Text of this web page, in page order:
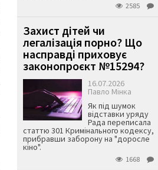
2585
Захист дітей чи
легалізація порно? Що
насправді приховує
законопроєкт №15294?
16.07.2026
Павло Мінка
Як під шумок
відставки уряду
Рада переписала
статтю 301 Кримінального кодексу,
прибравши заборону на "доросле
кіно".
1668